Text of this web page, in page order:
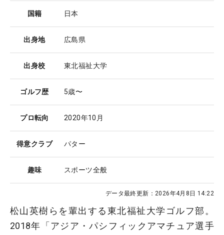
国籍 日本
出身地 広島県
出身校 東北福祉大学
ゴルフ歴 5歳〜
プロ転向 2020年10月
得意クラブ パター
趣味 スポーツ全般
データ最終更新： 2026年4月8日 14:22
松山英樹らを輩出する東北福祉大学ゴルフ部。
2018年「アジア・パシフィックアマチュア選手